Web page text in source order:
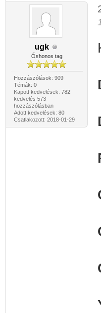
ugk
Őshonos tag
Hozzászólások: 909
Témák: 0
Kapott kedvelések: 782
kedvelés 573
hozzászólásban
Adott kedvelések: 80
Csatlakozott: 2018-01-29